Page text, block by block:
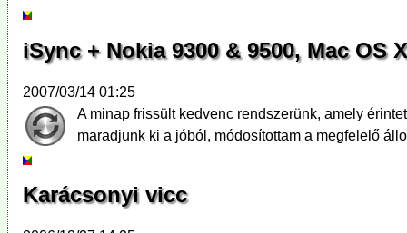
iSync + Nokia 9300 & 9500, Mac OS
2007/03/14 01:25
A minap frissült kedvenc rendszerünk, amely
maradjunk ki a jóból, módosítottam a megfelelő
Karácsonyi vicc